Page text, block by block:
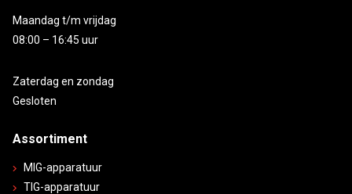
Maandag t/m vrijdag
08:00 – 16:45 uur
Zaterdag en zondag
Gesloten
Assortiment
MIG-apparatuur
TIG-apparatuur